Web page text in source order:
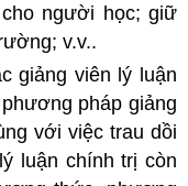
người học; giữ
v.v..
giảng viên lý luận
pháp giảng
với việc trau dồi
luận chính trị còn